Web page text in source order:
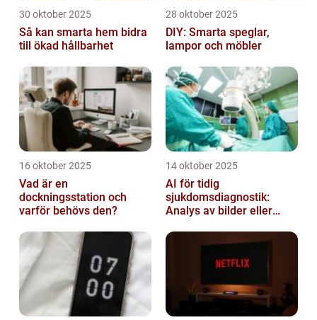
30 oktober 2025
Så kan smarta hem bidra
till ökad hållbarhet
28 oktober 2025
DIY: Smarta speglar,
lampor och möbler
16 oktober 2025
Vad är en
dockningsstation och
varför behövs den?
14 oktober 2025
AI för tidig
sjukdomsdiagnostik:
Analys av bilder eller